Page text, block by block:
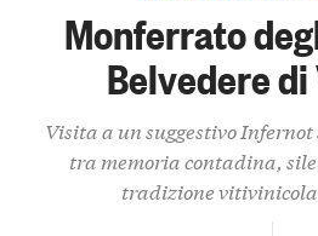
Monferrato
Belvedere
Visita a un suggestivo
tra memoria contadina,
tradizione